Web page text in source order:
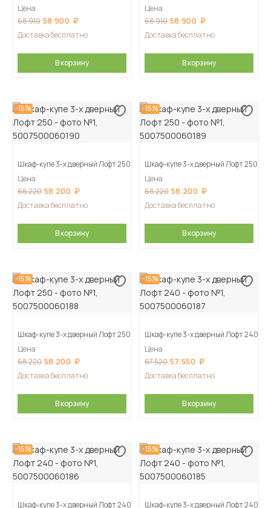
Цена
68 910 58 900
Доставка бесплатно
В корзину
Цена
68 910 58 900
Доставка бесплатно
В корзину
-15%
Шкаф-купе 3-х дверный Лофт 250
Цена
68 220 58 200
Доставка бесплатно
В корзину
-15%
Шкаф-купе 3-х дверный Лофт 250
Цена
68 220 58 200
Доставка бесплатно
В корзину
-15%
Шкаф-купе 3-х дверный Лофт 250
Цена
68 220 58 200
Доставка бесплатно
В корзину
-15%
Шкаф-купе 3-х дверный Лофт 240
Цена
67 520 57 550
Доставка бесплатно
В корзину
-15%
Шкаф-купе 3-х дверный Лофт 240
-15%
Шкаф-купе 3-х дверный Лофт 240